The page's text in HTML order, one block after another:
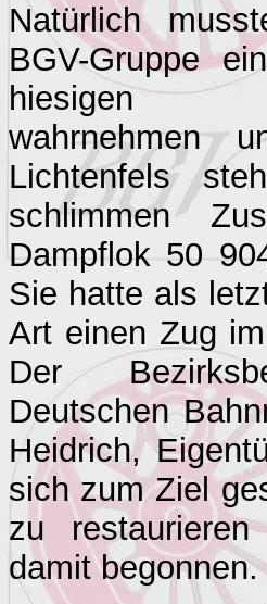
Natürlich
BGV-Gruppe
hiesigen
wahrnehmen
Lichtenfels
schlimmen
Dampflok 50
Sie hatte als
Art einen Zug
Der
Deutschen
Heidrich,
sich zum Ziel
zu
damit begonnen.